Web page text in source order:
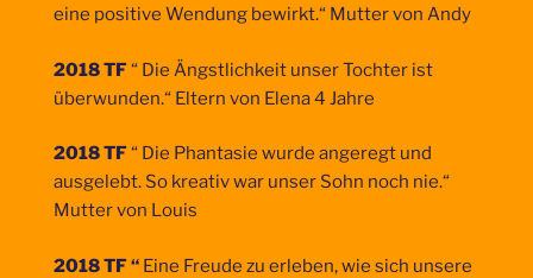
eine positive Wendung bewirkt.“ Mutter von Andy
2018 TF“ Die Ängstlichkeit unser Tochter ist
überwunden.“ Eltern von Elena 4 Jahre
2018 TF“ Die Phantasie wurde angeregt und
ausgelebt. So kreativ war unser Sohn noch nie.“
Mutter von Louis
2018 TF “ Eine Freude zu erleben, wie sich unsere